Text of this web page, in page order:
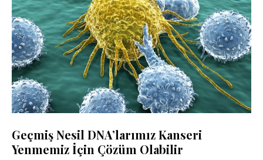
Geçmiş Nesil DNA’larımız Kanseri
Yenmemiz İçin Çözüm Olabilir